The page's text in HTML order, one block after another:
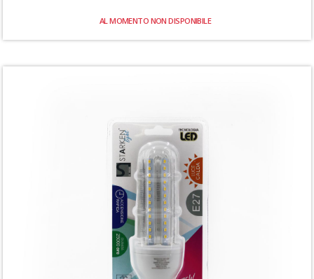
AL MOMENTO NON DISPONIBILE